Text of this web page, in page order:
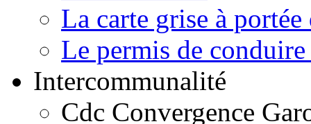
La carte grise à
Le permis de
Intercommunalité
Cdc Convergence